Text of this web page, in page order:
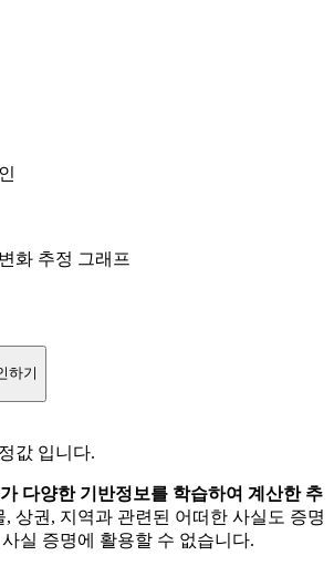
화 추정 그래프
하기
값 입니다.
다양한 기반정보를 학습하여 계산한 추
, 상권, 지역과 관련된 어떠한 사실도 증명
실 증명에 활용할 수 없습니다.